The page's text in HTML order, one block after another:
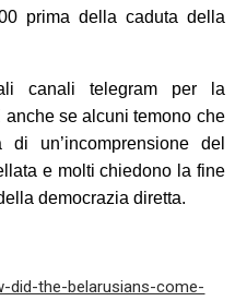
prima della caduta della
canali telegram per la
se alcuni temono che
un’incomprensione del
e molti chiedono la fine
democrazia diretta.
did-the-belarusians-come-